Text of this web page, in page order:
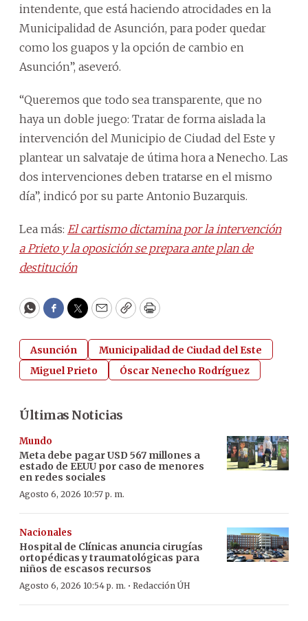
intendente, que está haciendo atrocidades en la
Municipalidad de Asunción, para poder quedar
como los guapos y la opción de cambio en
Asunción”, aseveró.
“Queremos que todo sea transparente, que no
haya un doble juego: Tratar de forma aislada la
intervención del Municipio de Ciudad del Este y
plantear un salvataje de útima hora a Nenecho. Las
dos intervenciones deben tratarse en el mismo
día”, indicó por su parte Antonio Buzarquis.
Lea más: El cartismo dictamina por la intervención
a Prieto y la oposición se prepara ante plan de
destitución
WhatsApp
Facebook
Twitter
EmailCopyPrint
Asunción
Municipalidad de Ciudad del Este
Miguel Prieto
Óscar Nenecho Rodríguez
Últimas Noticias
Mundo
Meta debe pagar USD 567 millones a
estado de EEUU por caso de menores
en redes sociales
Agosto 6, 2026 10:57 p. m.
Nacionales
Hospital de Clínicas anuncia cirugías
ortopédicas y traumatológicas para
niños de escasos recursos
Agosto 6, 2026 10:54 p. m. · Redacción ÚH